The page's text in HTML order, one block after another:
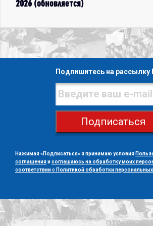
2026 (обновляется)
Подпишитесь на
Подписаться
Нажимая «Подписаться» я принимаю условия
соглашенияисоглашаюсь на обработку моих
соответствии с Политикой обработки